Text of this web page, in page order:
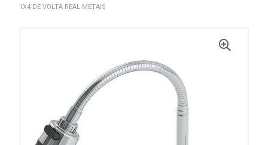
1X4 DE VOLTA REAL METAIS